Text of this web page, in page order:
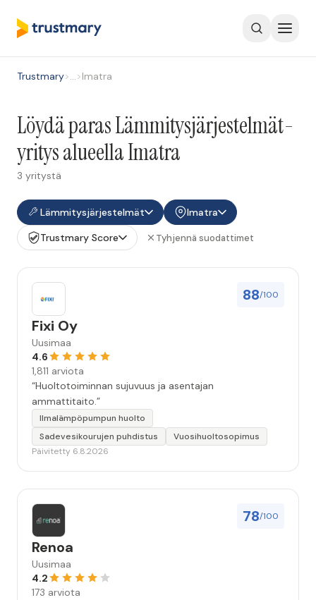
Trustmary>…>Imatra
Löydä paras Lämmitysjärjestelmät-
yritys alueella Imatra
3 yritystä
Lämmitysjärjestelmät
Imatra
Trustmary Score
Tyhjennä suodattimet
88/100
Fixi Oy
Uusimaa
4.6
1,811 arviota
“Huoltotoiminnan sujuvuus ja asentajan
ammattitaito.”
Ilmalämpöpumpun huolto
Sadevesikourujen puhdistus
Vuosihuoltosopimus
Päivitetty 6.8.2026
78/100
Renoa
Uusimaa
4.2
173 arviota